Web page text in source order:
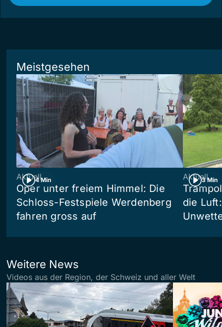
Meistgesehen
4 Min
Aktuell
Oper unter freiem Himmel: Die
Schloss-Festspiele Werdenberg
fahren gross auf
3 Min
Aktuell
die
Weitere News
Videos aus der Region, der Schweiz und aller Welt